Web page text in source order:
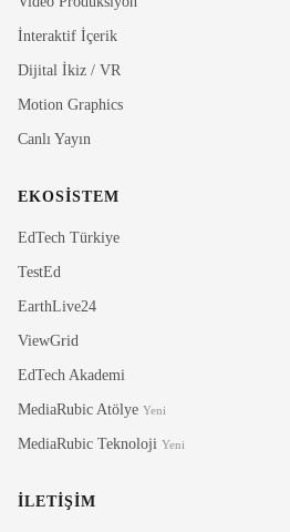
İnteraktif İçerik
Dijital İkiz / VR
Motion Graphics
Canlı Yayın
EKOSISTEM
EdTech Türkiye
TestEd
EarthLive24
ViewGrid
EdTech Akademi
MediaRubic Atölye Yeni
MediaRubic Teknoloji Yeni
İLETIŞIM
Rubi
Size nasil yardimci olabilirim?